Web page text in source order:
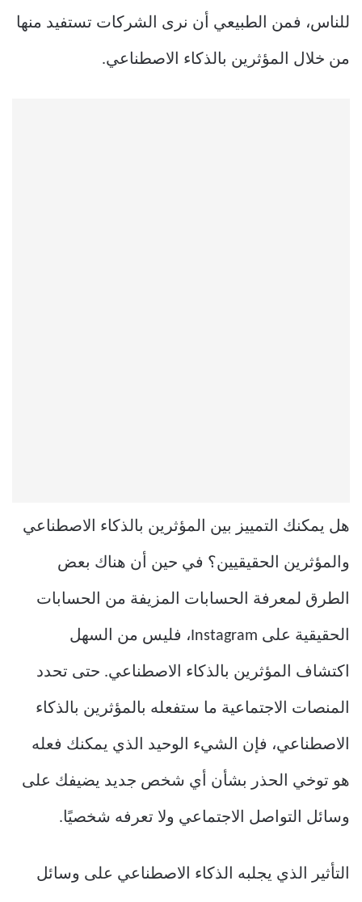
للناس، فمن الطبيعي أن نرى الشركات تستفيد منها
من خلال المؤثرين بالذكاء الاصطناعي.
هل يمكنك التمييز بين المؤثرين بالذكاء الاصطناعي
والمؤثرين الحقيقيين؟ في حين أن هناك بعض
الطرق لمعرفة الحسابات المزيفة من الحسابات
الحقيقية على Instagram، فليس من السهل
اكتشاف المؤثرين بالذكاء الاصطناعي. حتى تحدد
المنصات الاجتماعية ما ستفعله بالمؤثرين بالذكاء
الاصطناعي، فإن الشيء الوحيد الذي يمكنك فعله
هو توخي الحذر بشأن أي شخص جديد يضيفك على
وسائل التواصل الاجتماعي ولا تعرفه شخصيًا.
التأثير الذي يجلبه الذكاء الاصطناعي على وسائل